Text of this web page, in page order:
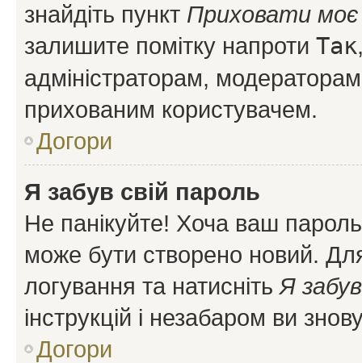
знайдіть пункт Приховати моє
залишите помітку напроти Так
адміністраторам,
прихованим користувачем.
Догори
Я забув свій пароль
Не панікуйте! Хоча ваш
може бути створено новий.
логування та натисніть Я
інструкцій і незабаром ви
Догори